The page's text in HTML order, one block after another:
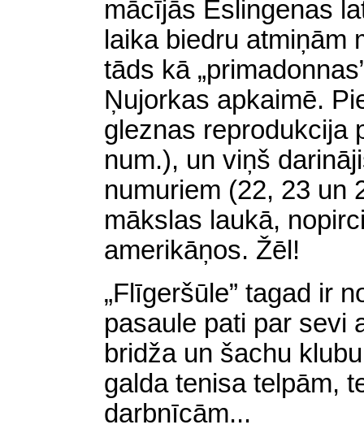
mācījās Eslingenas
laika biedru atmiņām
tāds kā
Ņujorkas apkaimē.
gleznas reprodukcija
num.), un viņš
numuriem (22, 23 un
mākslas laukā,
amerikāņos. Žēl!
„Flīgeršūle” tagad ir
pasaule pati par sevi
bridža un šachu
galda tenisa telpām,
darbnīcām...